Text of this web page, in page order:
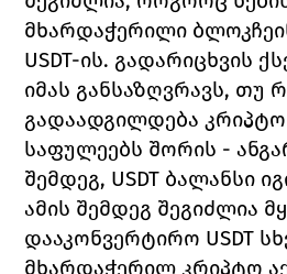
მხარდაჭერილი
USDT-ის. გადარიცხვის
იმას განსაზღვრავს, თუ
გადაადგილდება კრიპტო
საფულეებს შორის -
შემდეგ, USDT ბალანსი
ამის შემდეგ შეგიძლია
დააკონვერტირო USDT
მხარდაჭერილ კრიპტო